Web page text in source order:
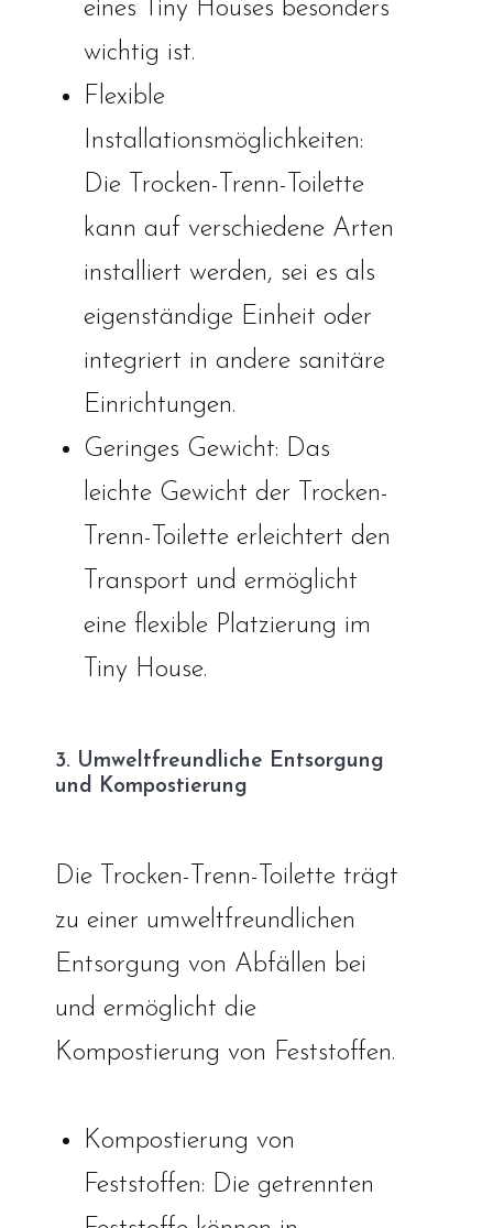
eines Tiny Houses besonders
wichtig ist.
Flexible
Installationsmöglichkeiten:
Die Trocken-Trenn-Toilette
kann auf verschiedene Arten
installiert werden, sei es als
eigenständige Einheit oder
integriert in andere sanitäre
Einrichtungen.
Geringes Gewicht: Das
leichte Gewicht der Trocken-
Trenn-Toilette erleichtert den
Transport und ermöglicht
eine flexible Platzierung im
Tiny House.
3. Umweltfreundliche Entsorgung
und Kompostierung
Die Trocken-Trenn-Toilette trägt
zu einer umweltfreundlichen
Entsorgung von Abfällen bei
und ermöglicht die
Kompostierung von Feststoffen.
Kompostierung von
Feststoffen: Die getrennten